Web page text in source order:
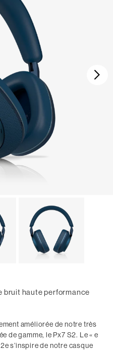
bruit haute performance
améliorée de notre très
de gamme, le Px7 S2. Le « e
s’inspire de notre casque